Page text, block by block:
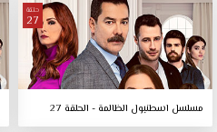
حلقة
27
مسلسل اسطنبول الظالمة - الحلقة 27